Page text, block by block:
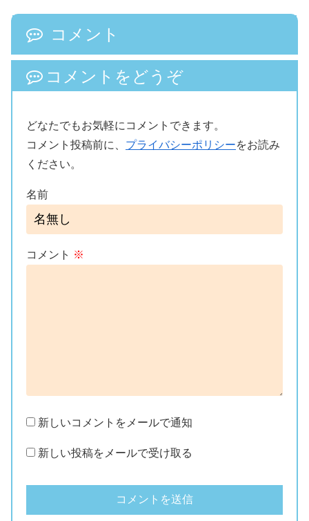
コメント
コメントをどうぞ
どなたでもお気軽にコメントできます。
コメント投稿前に、 プライバシーポリシーをお読み
ください。
名前
コメント ※
新しいコメントをメールで通知
新しい投稿をメールで受け取る